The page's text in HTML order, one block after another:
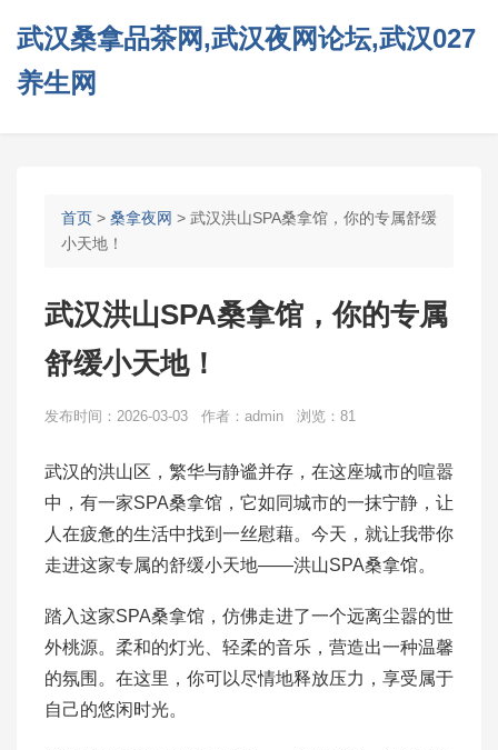
武汉桑拿品茶网,武汉夜网论坛,武汉027
养生网
首页 > 桑拿夜网 > 武汉洪山SPA桑拿馆，你的专属舒缓
小天地！
武汉洪山SPA桑拿馆，你的专属
舒缓小天地！
发布时间：2026-03-03 作者：admin 浏览：81
武汉的洪山区，繁华与静谧并存，在这座城市的喧嚣
中，有一家SPA桑拿馆，它如同城市的一抹宁静，让
人在疲惫的生活中找到一丝慰藉。今天，就让我带你
走进这家专属的舒缓小天地——洪山SPA桑拿馆。
踏入这家SPA桑拿馆，仿佛走进了一个远离尘嚣的世
外桃源。柔和的灯光、轻柔的音乐，营造出一种温馨
的氛围。在这里，你可以尽情地释放压力，享受属于
自己的悠闲时光。